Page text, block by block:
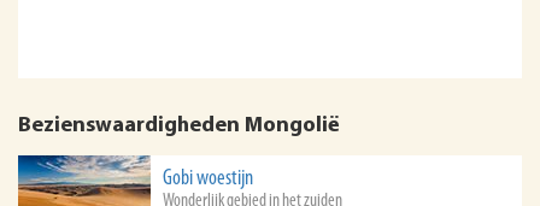
Bezienswaardigheden Mongolië
Gobi woestijn
Wonderlijk gebied in het zuiden